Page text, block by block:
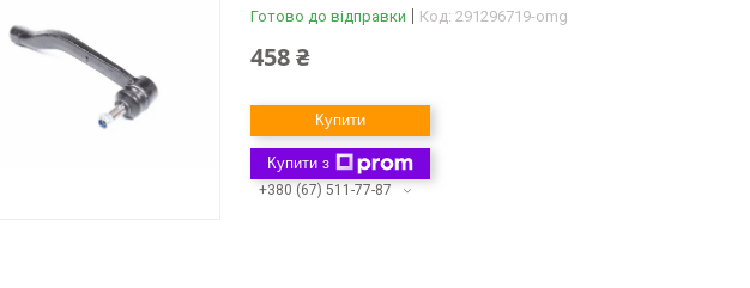
Готово до відправки Код: 291296719-omg
458 ₴
Купити
Купити з
+380 (67) 511-77-87